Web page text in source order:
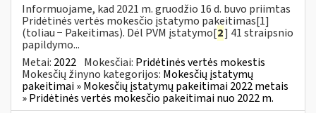
Informuojame, kad 2021 m. gruodžio 16 d. buvo priimtas
Pridėtinės vertės mokesčio įstatymo pakeitimas[1]
(toliau − Pakeitimas). Dėl PVM įstatymo[2] 41 straipsnio
papildymo...
Metai: 2022 Mokesčiai: Pridėtinės vertės mokestis
Mokesčių žinyno kategorijos: Mokesčių įstatymų
pakeitimai » Mokesčių įstatymų pakeitimai 2022 metais
» Pridėtinės vertės mokesčio pakeitimai nuo 2022 m.